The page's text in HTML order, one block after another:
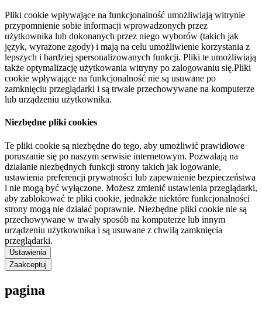
Pliki cookie wpływające na funkcjonalność umożliwiają witrynie
przypomnienie sobie informacji wprowadzonych przez
użytkownika lub dokonanych przez niego wyborów (takich jak
język, wyrażone zgody) i mają na celu umożliwienie korzystania z
lepszych i bardziej spersonalizowanych funkcji. Pliki te umożliwiają
także optymalizację użytkowania witryny po zalogowaniu się.Pliki
cookie wpływające na funkcjonalność nie są usuwane po
zamknięciu przeglądarki i są trwale przechowywane na komputerze
lub urządzeniu użytkownika.
Niezbędne pliki cookies
Te pliki cookie są niezbędne do tego, aby umożliwić prawidłowe
poruszanie się po naszym serwisie internetowym. Pozwalają na
działanie niezbędnych funkcji strony takich jak logowanie,
ustawienia preferencji prywatności lub zapewnienie bezpieczeństwa
i nie mogą być wyłączone. Możesz zmienić ustawienia przeglądarki,
aby zablokować te pliki cookie, jednakże niektóre funkcjonalności
strony mogą nie działać poprawnie. Niezbędne pliki cookie nie są
przechowywane w trwały sposób na komputerze lub innym
urządzeniu użytkownika i są usuwane z chwilą zamknięcia
przeglądarki.
Ustawienia
Zaakceptuj
pagina